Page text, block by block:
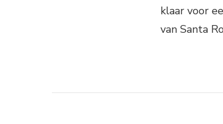
klaar voor
van Santa